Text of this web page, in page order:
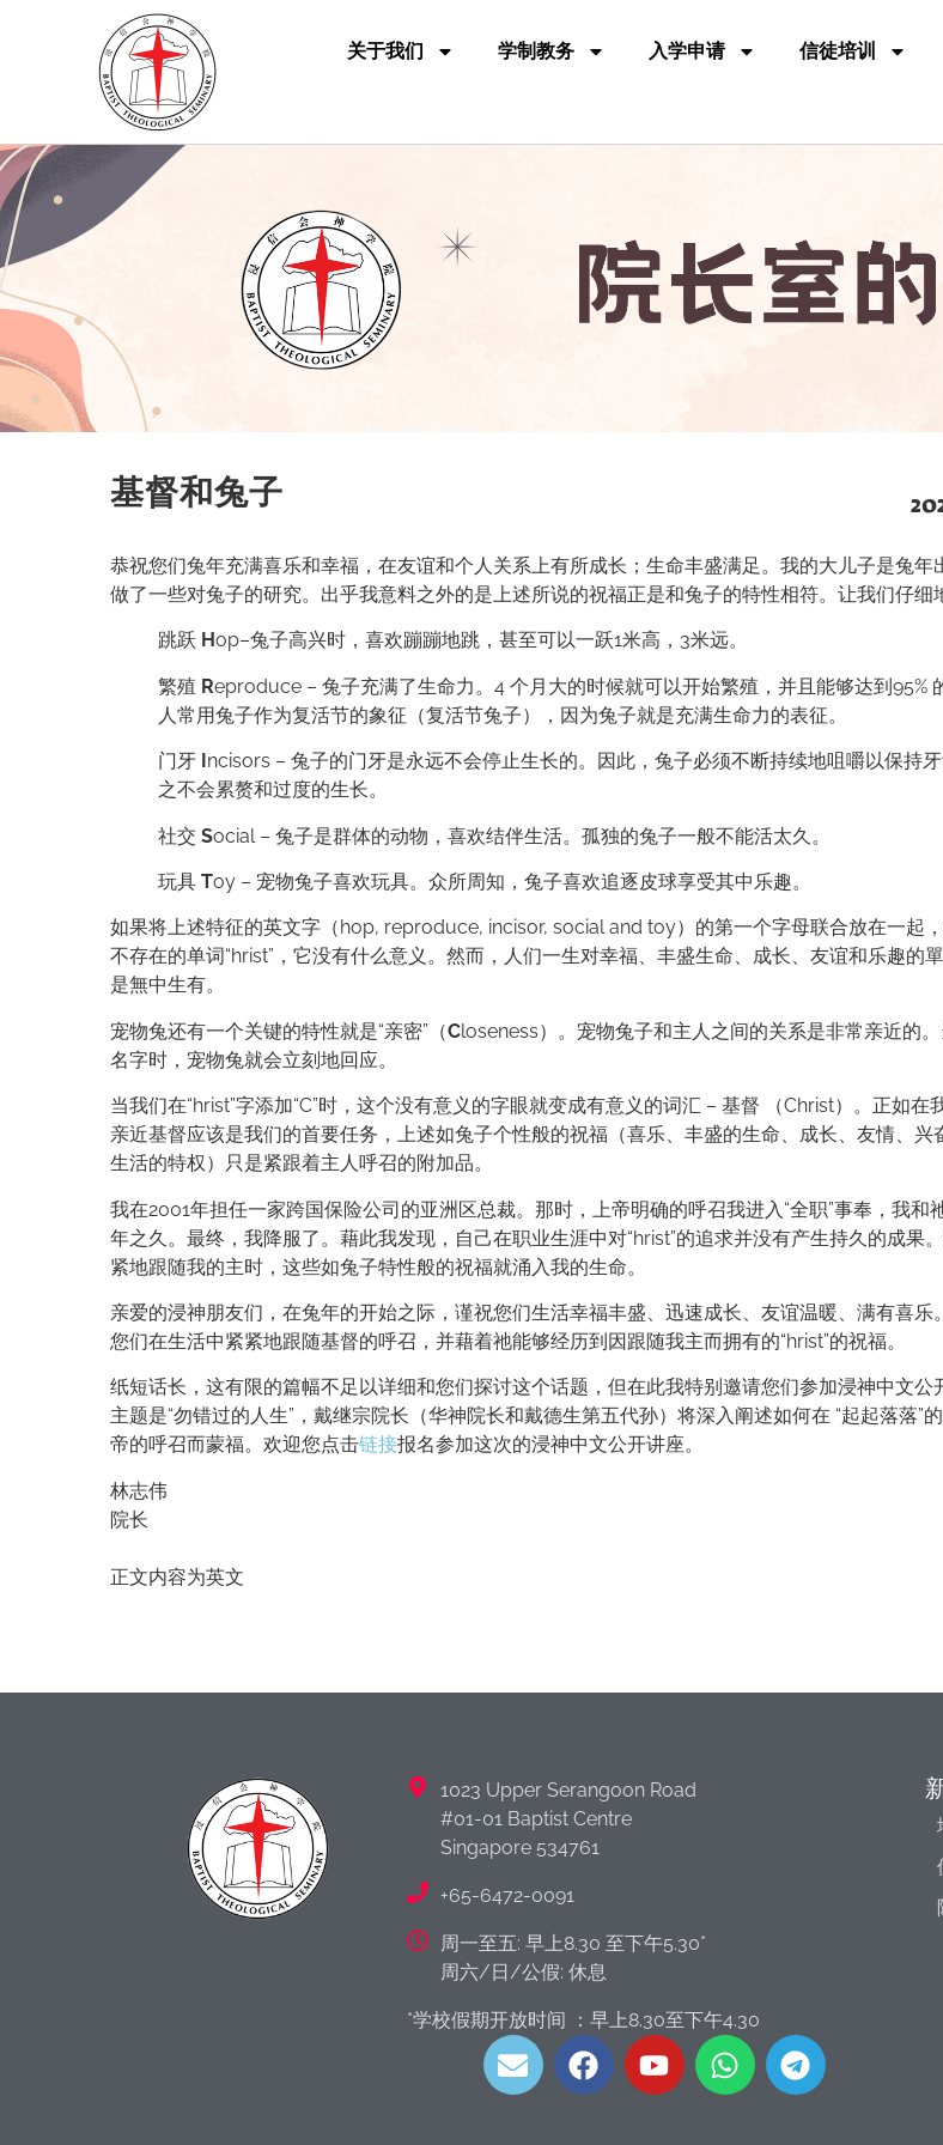
关于我们 学制教务 入学申请 信徒培训
基督和兔子
恭祝您们兔年充满喜乐和幸福，在友谊和个人关系上有所成长；生命丰盛满足。我的大儿子是兔年
做了一些对兔子的研究。出乎我意料之外的是上述所说的祝福正是和兔子的特性相符。让我们仔细
跳跃 Hop–兔子高兴时，喜欢蹦蹦地跳，甚至可以一跃1米高，3米远。
繁殖 Reproduce – 兔子充满了生命力。4 个月大的时候就可以开始繁殖，并且能够达到95%
人常用兔子作为复活节的象征（复活节兔子），因为兔子就是充满生命力的表征。
门牙 ncisors – 兔子的门牙是永远不会停止生长的。因此，兔子必须不断持续地咀嚼以保持
之不会累赘和过度的生长。
社交 Social – 兔子是群体的动物，喜欢结伴生活。孤独的兔子一般不能活太久。
玩具 Toy – 宠物兔子喜欢玩具。众所周知，兔子喜欢追逐皮球享受其中乐趣。
如果将上述特征的英文字（hop, reproduce, incisor, social and toy）的第一个字母联合放在一起
不存在的单词“hrist”，它没有什么意义。然而，人们一生对幸福、丰盛生命、成长、友谊和乐趣的
是無中生有。
宠物兔还有一个关键的特性就是“亲密”（Closeness）。宠物兔子和主人之间的关系是非常亲近的
名字时，宠物兔就会立刻地回应。
当我们在“hrist”字添加“C”时，这个没有意义的字眼就变成有意义的词汇 – 基督 （Christ）。正如在
亲近基督应该是我们的首要任务，上述如兔子个性般的祝福（喜乐、丰盛的生命、成长、友情、兴
生活的特权）只是紧跟着主人呼召的附加品。
我在2001年担任一家跨国保险公司的亚洲区总裁。那时，上帝明确的呼召我进入“全职”事奉，我和
年之久。最终，我降服了。藉此我发现，自己在职业生涯中对“hrist”的追求并没有产生持久的成果
紧地跟随我的主时，这些如兔子特性般的祝福就涌入我的生命。
亲爱的浸神朋友们，在兔年的开始之际，谨祝您们生活幸福丰盛、迅速成长、友谊温暖、满有喜乐
您们在生活中紧紧地跟随基督的呼召，并藉着祂能够经历到因跟随我主而拥有的“hrist”的祝福。
纸短话长，这有限的篇幅不足以详细和您们探讨这个话题，但在此我特别邀请您们参加浸神中文公
主题是“勿错过的人生”，戴继宗院长（华神院长和戴德生第五代孙）将深入阐述如何在 “起起落落”
帝的呼召而蒙福。欢迎您点击链接报名参加这次的浸神中文公开讲座。
林志伟
院长
正文内容为英文
1023 Upper Serangoon Road
#01-01 Baptist Centre
Singapore 534761
+65-6472-0091
周一至五: 早上8.30 至下午5.30*
周六/日/公假: 休息
*学校假期开放时间 ：早上8.30至下午4.30